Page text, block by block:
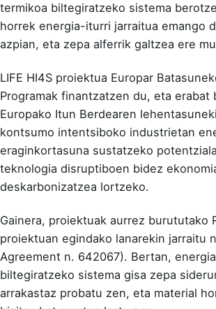
termikoa biltegiratzeko sistema
horrek energia-iturri jarraitua emango
azpian, eta zepa alferrik galtzea ere
LIFE HI4S proiektua Europar
Programak finantzatzen du, eta erabat
Europako Itun Berdearen
kontsumo intentsiboko industrietan
eraginkortasuna sustatzeko
teknologia disruptiboen bidez
deskarbonizatzea lortzeko.
Gainera, proiektuak aurrez burututako
proiektuan egindako lanarekin jarraitu
Agreement n. 642067). Bertan,
biltegiratzeko sistema gisa zepa
arrakastaz probatu zen, eta material